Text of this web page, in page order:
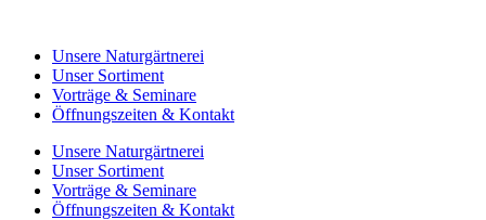
Unsere Naturgärtnerei
Unser Sortiment
Vorträge & Seminare
Öffnungszeiten & Kontakt
Unsere Naturgärtnerei
Unser Sortiment
Vorträge & Seminare
Öffnungszeiten & Kontakt